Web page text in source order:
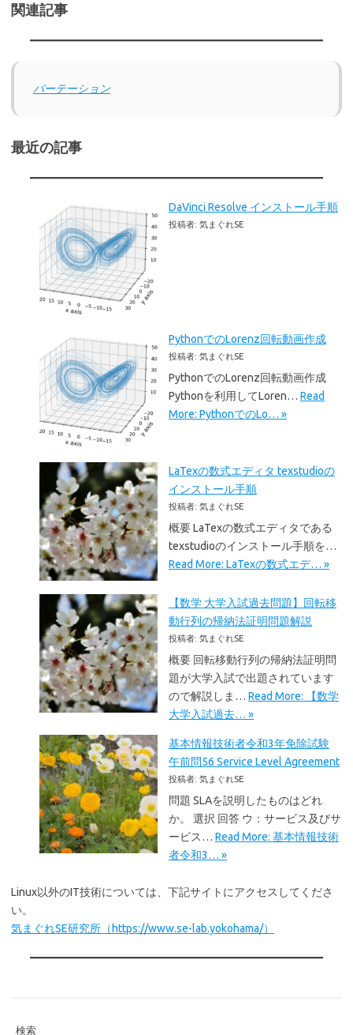
関連記事
パーテーション
最近の記事
DaVinci Resolve インストール手順
投稿者: 気まぐれSE
PythonでのLorenz回転動画作成
投稿者: 気まぐれSE
PythonでのLorenz回転動画作成
Pythonを利用してLoren… Read
More: PythonでのLo… »
LaTexの数式エディタ texstudioの
インストール手順
投稿者: 気まぐれSE
概要 LaTexの数式エディタである
texstudioのインストール手順を…
Read More: LaTexの数式エデ… »
【数学 大学入試過去問題】回転移
動行列の帰納法証明問題解説
投稿者: 気まぐれSE
概要 回転移動行列の帰納法証明問
題が大学入試で出題されています
ので解説しま… Read More: 【数学
大学入試過去… »
基本情報技術者令和3年免除試験
午前問56 Service Level Agreement
投稿者: 気まぐれSE
問題 SLAを説明したものはどれ
か。 選択 回答 ウ：サービス及びサ
ービス… Read More: 基本情報技術
者令和3… »
Linux以外のIT技術については、下記サイトにアクセスしてくださ
い。
気まぐれSE研究所（https://www.se-lab.yokohama/）
検索